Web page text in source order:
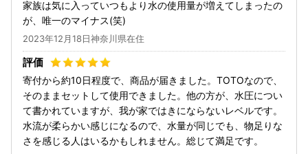
家族は気に入っていつもより水の使用量が増えてしまったの
が、唯一のマイナス(笑)
2023年12月18日神奈川県在住
寄付から約10日程度で、商品が届きました。TOTOなので、
そのままセットして使用できました。他の方が、水圧につい
て書かれていますが、我が家ではきにならないレベルです。
水流が柔らかい感じになるので、水量が同じでも、物足りな
さを感じる人はいるかもしれません。総じて満足です。